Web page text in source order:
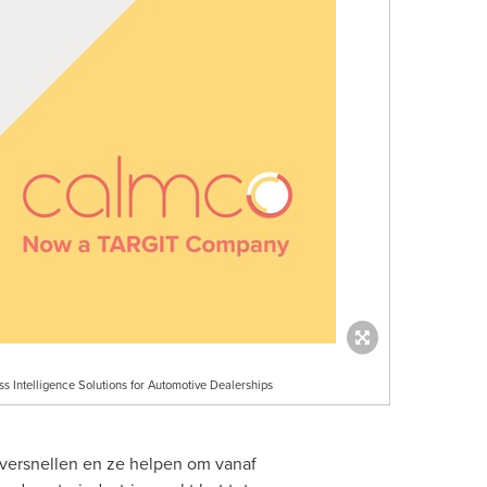
Intelligence Solutions for Automotive Dealerships
en ze helpen om vanaf